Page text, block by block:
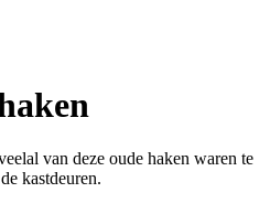
van deze oude haken waren te
kastdeuren.